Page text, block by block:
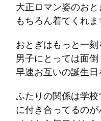
大正ロマン姿のおと
もちろん着てくれ
おとぎはもっと一刻
男子にとっては面
早速お互いの誕生
ふたりの関係は学
に付き合ってるのが